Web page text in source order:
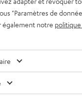
afficher le contenu externe
"Paramètres de
également notre